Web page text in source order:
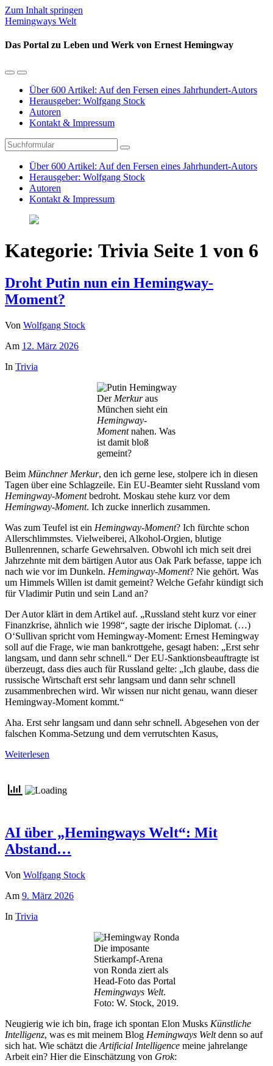
Zum Inhalt springen
Hemingways Welt
Das Portal zu Leben und Werk von Ernest Hemingway
Mobil-
umschalten
Suchfeld
umschalten
Über 600 Artikel: Auf den Fersen eines Jahrhundert-Autors
Herausgeber: Wolfgang Stock
Autoren
Kontakt & Impressum
Suchen
Über 600 Artikel: Auf den Fersen eines Jahrhundert-Autors
Herausgeber: Wolfgang Stock
Autoren
Kontakt & Impressum
Kategorie: Trivia Seite 1 von 6
Droht Putin nun ein Hemingway-
Moment?
Von Wolfgang Stock
Am 12. März 2026
In Trivia
Der Merkuraus
München sieht ein
Hemingway-
Momentnahen. Was
ist damit bloß
gemeint?
Beim Münchner Merkur, den ich gerne lese, stolpere ich in diesen
Tagen über eine Schlagzeile. Ein EU-Beamter sieht Russland vom
Hemingway-Momentbedroht. Moskau stehe kurz vor dem
Hemingway-Moment. Ich zucke innerlich zusammen.
Was zum Teufel ist ein Hemingway-Moment? Ich fürchte schon
Allerschlimmstes. Vielweiberei, Alkohol-Orgien, blutige
Bullenrennen, scharfe Gewehrsalven. Obwohl ich mich seit drei
Jahrzehnte mit dem bärtigen Autor aus Oak Park befasse, tappe ich
nach wie vor im Dunkeln. Hemingway-Moment? Nie gehört. Was
um Himmels Willen ist damit gemeint? Welche Gefahr kündigt sich
für Vladimir Putin und sein Land an?
Der Autor klärt in dem Artikel auf. „Russland steht kurz vor einer
Finanzkrise, ähnlich wie 1998“, sagte der irische Diplomat. (…)
O‘Sullivan spricht vom Hemingway-Moment: Ernest Hemingway
soll auf die Frage, wie man bankrottgehe, gesagt haben: „Erst sehr
langsam, und dann sehr schnell.“ Der EU-Sanktionsbeauftragte ist
überzeugt, dass dies auch für Russland gelte: „Ich glaube, dass die
russische Wirtschaft erst sehr langsam und dann sehr schnell
zusammenbrechen wird. Wir wissen nur nicht genau, wann dieser
Hemingway-Moment kommt.“
Aha. Erst sehr langsam und dann sehr schnell. Abgesehen von der
falschen Komma-Setzung und dem verrutschten Kasus,
Weiterlesen
AI über „Hemingways Welt“: Mit
Abstand…
Von Wolfgang Stock
Am 9. März 2026
In Trivia
Die imposante
Stierkampf-Arena
von Ronda ziert als
Head-Foto das Portal
Hemingways Welt.
Foto: W. Stock, 2019.
Neugierig wie ich bin, frage ich spontan Elon Musks Künstliche
Intelligenz, was es mit meinem Blog Hemingways Weltdenn so auf
sich hat. Wie schätzt die Artificial Intelligence meine jahrelange
Arbeit ein? Hier die Einschätzung von Grok: